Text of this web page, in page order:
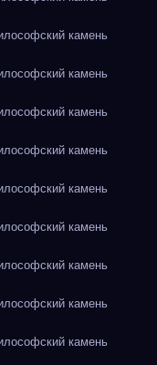
камень
камень
камень
камень
камень
камень
камень
камень
камень